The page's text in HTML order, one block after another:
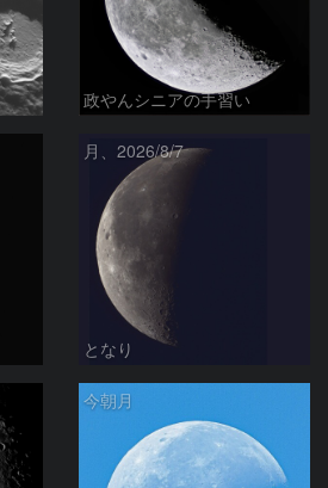
政やんシニアの手習い
月、2026/8/7
となり
今朝月